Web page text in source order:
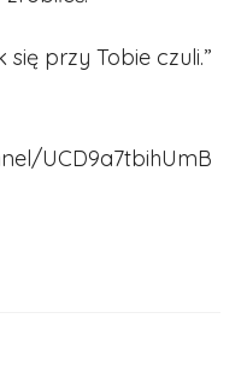
przy Tobie czuli.”
UCD9a7tbihUmB